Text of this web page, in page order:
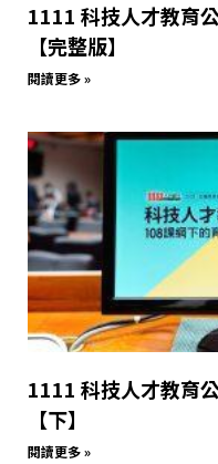
1111 科技人才教育
【完整版】
閱讀更多 »
1111 科技人才教育
【下】
閱讀更多 »